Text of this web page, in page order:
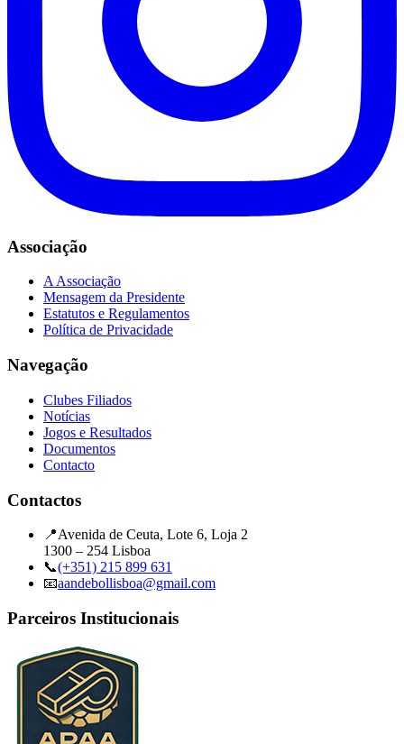
Associação
A Associação
Mensagem da Presidente
Estatutos e Regulamentos
Política de Privacidade
Navegação
Clubes Filiados
Notícias
Jogos e Resultados
Documentos
Contacto
Contactos
📍Avenida de Ceuta, Lote 6, Loja 2
1300 – 254 Lisboa
📞(+351) 215 899 631
📧aandebollisboa@gmail.com
Parceiros Institucionais